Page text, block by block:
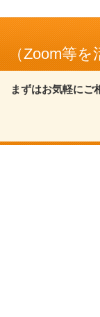
（Zoom等を
まずはお気軽にご